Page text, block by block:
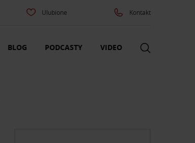
Ulubione Kontakt
BLOG PODCASTY VIDEO